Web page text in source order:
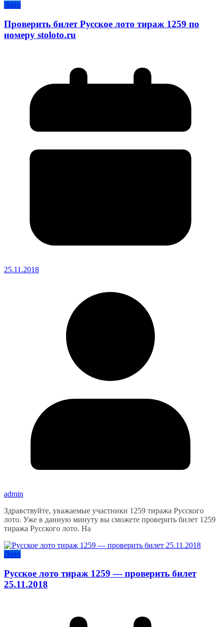
Лото
Проверить билет Русское лото тираж 1259 по
номеру stoloto.ru
25.11.2018
admin
Здравствуйте, уважаемые участники 1259 тиража Русского
лото. Уже в данную минуту вы сможете проверить билет 1259
тиража Русского лото. На
Лото
Русское лото тираж 1259 — проверить билет
25.11.2018